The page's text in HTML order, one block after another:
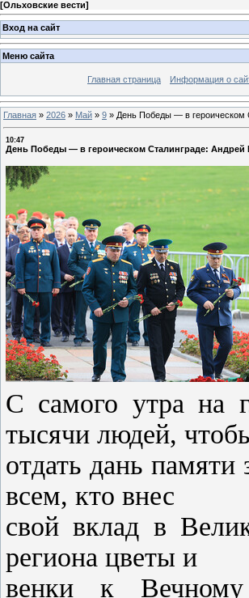
[Ольховские вести]
Вход на сайт
Меню сайта
Главная страница Информация о
Главная » 2026 » Май » 9 » День Победы — в героическом
10:47
День Победы — в героическом Сталинграде: Андрей
С самого утра на
тысячи людей,
отдать дань
всем, кто внес
свой вклад в
региона цветы и
венки к